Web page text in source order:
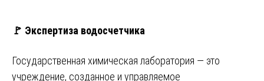
🚩 Экспертиза водосчетчика
Государственная химическая лаборатория — это
учреждение, созданное и управляемое